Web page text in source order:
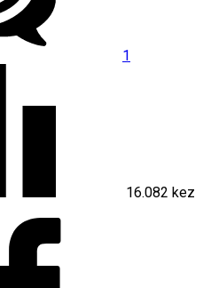
1
16.082 kez